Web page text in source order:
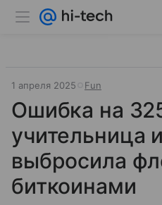
1 апреля 2025 Fun
Ошибка на
учительница
выбросила
биткоинами